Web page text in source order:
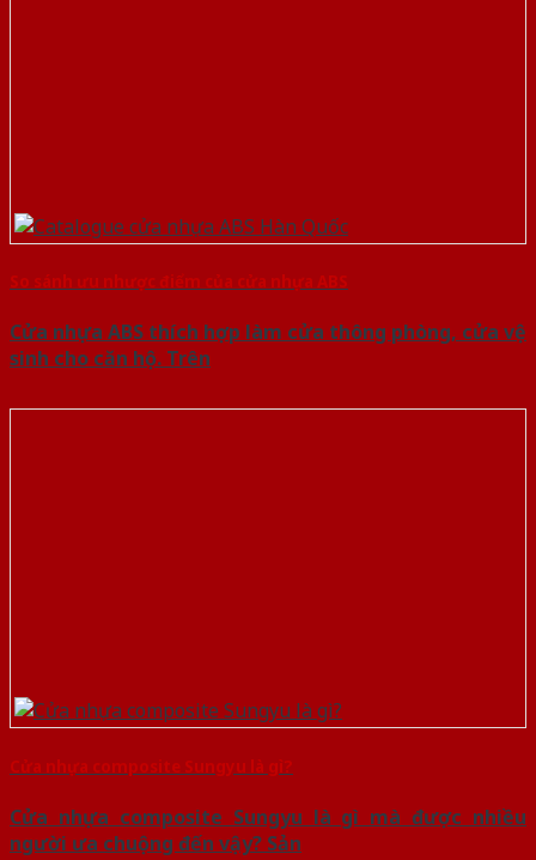
So sánh ưu nhược điểm của cửa nhựa ABS
Cửa nhựa ABS thích hợp làm cửa thông phòng, cửa vệ
sinh cho căn hộ. Trên
Cửa nhựa composite Sungyu là gì?
Cửa nhựa composite Sungyu là gì mà được nhiều
người ưa chuộng đến vậy? Sản